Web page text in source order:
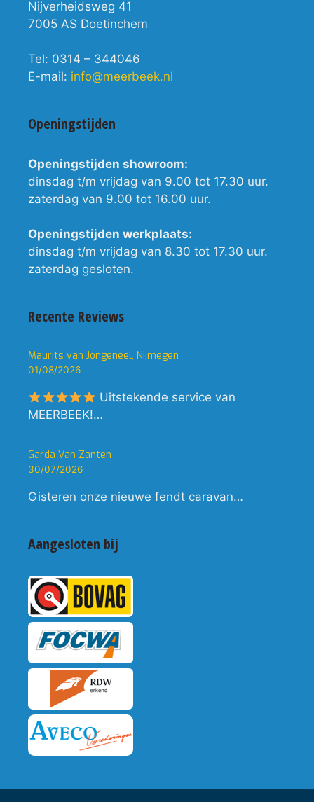
Nijverheidsweg 41
7005 AS Doetinchem
Tel: 0314 – 344046
E-mail: info@meerbeek.nl
Openingstijden
Openingstijden showroom:
dinsdag t/m vrijdag van 9.00 tot 17.30 uur.
zaterdag van 9.00 tot 16.00 uur.
Openingstijden werkplaats:
dinsdag t/m vrijdag van 8.30 tot 17.30 uur.
zaterdag gesloten.
Recente Reviews
Maurits van Jongeneel, Nijmegen
01/08/2026
Uitstekende service van
MEERBEEK!…
Garda Van Zanten
30/07/2026
Gisteren onze nieuwe fendt caravan…
Aangesloten bij